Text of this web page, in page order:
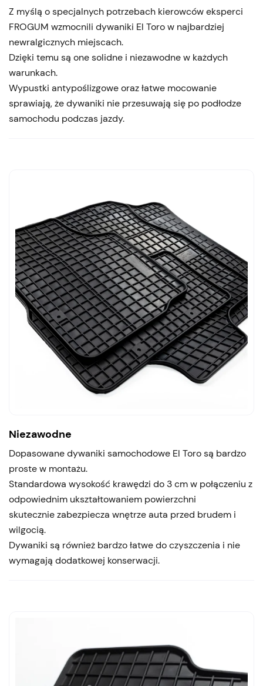
Z myślą o specjalnych potrzebach kierowców eksperci
FROGUM wzmocnili dywaniki El Toro w najbardziej
newralgicznych miejscach.
Dzięki temu są one solidne i niezawodne w każdych
warunkach.
Wypustki antypoślizgowe oraz łatwe mocowanie
sprawiają, że dywaniki nie przesuwają się po podłodze
samochodu podczas jazdy.
Niezawodne
Dopasowane dywaniki samochodowe El Toro są bardzo
proste w montażu.
Standardowa wysokość krawędzi do 3 cm w połączeniu z
odpowiednim ukształtowaniem powierzchni
skutecznie zabezpiecza wnętrze auta przed brudem i
wilgocią.
Dywaniki są również bardzo łatwe do czyszczenia i nie
wymagają dodatkowej konserwacji.